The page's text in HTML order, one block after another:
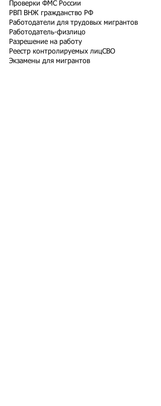
Проверки ФМС России
РВП ВНЖ гражданство РФ
Работодатели для трудовых мигрантов
Работодатель-физлицо
Разрешение на работу
Реестр контролируемых лицСВО
Экзамены для мигрантов